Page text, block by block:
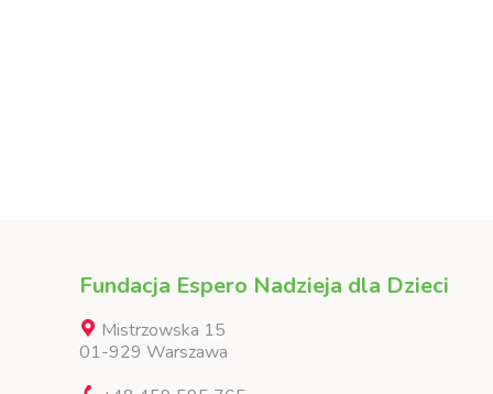
Fundacja Espero Nadzieja dla Dzieci
Mistrzowska 15
01-929 Warszawa